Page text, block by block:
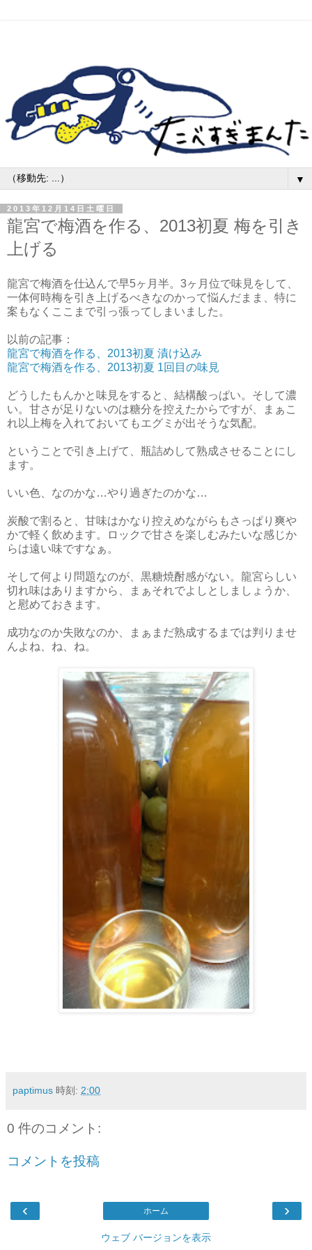
▼
2013年12月14日土曜日
龍宮で梅酒を作る、2013初夏 梅を引き
上げる
龍宮で梅酒を仕込んで早5ヶ月半。3ヶ月位で味見をして、
一体何時梅を引き上げるべきなのかって悩んだまま、特に
案もなくここまで引っ張ってしまいました。
以前の記事：
龍宮で梅酒を作る、2013初夏 漬け込み
龍宮で梅酒を作る、2013初夏 1回目の味見
どうしたもんかと味見をすると、結構酸っぱい。そして濃
い。甘さが足りないのは糖分を控えたからですが、まぁこ
れ以上梅を入れておいてもエグミが出そうな気配。
ということで引き上げて、瓶詰めして熟成させることにし
ます。
いい色、なのかな…やり過ぎたのかな…
炭酸で割ると、甘味はかなり控えめながらもさっぱり爽や
かで軽く飲めます。ロックで甘さを楽しむみたいな感じか
らは遠い味ですなぁ。
そして何より問題なのが、黒糖焼酎感がない。龍宮らしい
切れ味はありますから、まぁそれでよしとしましょうか、
と慰めておきます。
成功なのか失敗なのか、まぁまだ熟成するまでは判りませ
んよね、ね、ね。
paptimus 時刻: 2:00
0 件のコメント:
コメントを投稿
‹ ›
ホーム
ウェブ バージョンを表示